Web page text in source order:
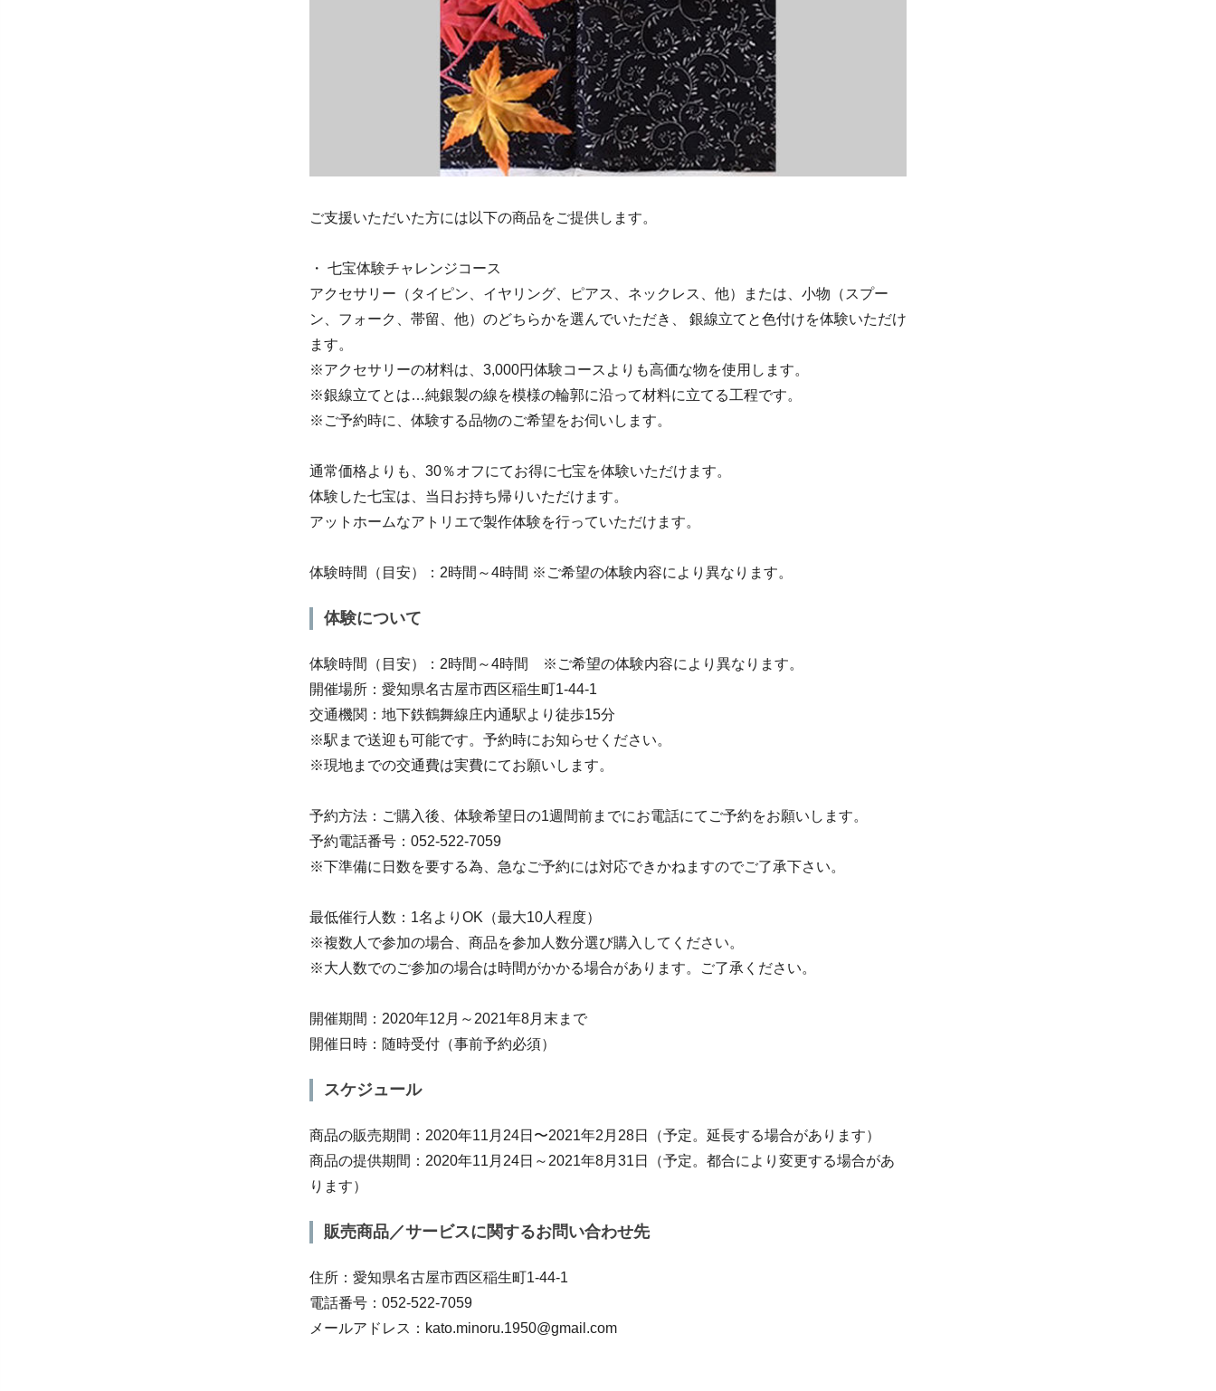
ご支援いただいた方には以下の商品をご提供します。
・ 七宝体験チャレンジコース
アクセサリー（タイピン、イヤリング、ピアス、ネックレス、他）または、小物（スプー
ン、フォーク、帯留、他）のどちらかを選んでいただき、 銀線立てと色付けを体験いただけ
ます。
※アクセサリーの材料は、3,000円体験コースよりも高価な物を使用します。
※銀線立てとは…純銀製の線を模様の輪郭に沿って材料に立てる工程です。
※ご予約時に、体験する品物のご希望をお伺いします。
通常価格よりも、30％オフにてお得に七宝を体験いただけます。
体験した七宝は、当日お持ち帰りいただけます。
アットホームなアトリエで製作体験を行っていただけます。
体験時間（目安）：2時間～4時間 ※ご希望の体験内容により異なります。
体験について
体験時間（目安）：2時間～4時間 ※ご希望の体験内容により異なります。
開催場所：愛知県名古屋市西区稲生町1-44-1
交通機関：地下鉄鶴舞線庄内通駅より徒歩15分
※駅まで送迎も可能です。予約時にお知らせください。
※現地までの交通費は実費にてお願いします。
予約方法：ご購入後、体験希望日の1週間前までにお電話にてご予約をお願いします。
予約電話番号：052-522-7059
※下準備に日数を要する為、急なご予約には対応できかねますのでご了承下さい。
最低催行人数：1名よりOK（最大10人程度）
※複数人で参加の場合、商品を参加人数分選び購入してください。
※大人数でのご参加の場合は時間がかかる場合があります。ご了承ください。
開催期間：2020年12月～2021年8月末まで
開催日時：随時受付（事前予約必須）
スケジュール
商品の販売期間：2020年11月24日〜2021年2月28日（予定。延長する場合があります）
商品の提供期間：2020年11月24日～2021年8月31日（予定。都合により変更する場合があ
ります）
販売商品／サービスに関するお問い合わせ先
住所：愛知県名古屋市西区稲生町1-44-1
電話番号：052-522-7059
メールアドレス：kato.minoru.1950@gmail.com